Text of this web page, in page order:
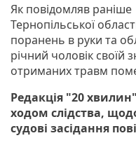
Як повідомляв раніше
Тернопільської
поранень в руки та
річний чоловік своїй
отриманих травм
Редакція "20
ходом слідства,
судові засідання